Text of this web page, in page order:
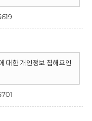
대한 개인정보 침해요인